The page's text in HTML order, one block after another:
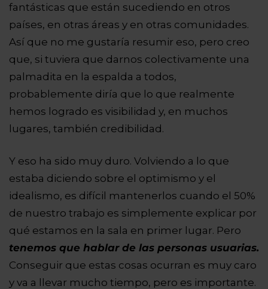
fantásticas que están sucediendo en otros
países, en otras áreas y en otras comunidades.
Así que no me gustaría resumir eso, pero creo
que, si tuviera que darnos colectivamente una
palmadita en la espalda a todos,
probablemente diría que lo que realmente
hemos logrado es visibilidad y, en muchos
lugares, también credibilidad.
Y eso ha sido muy duro. Volviendo a lo que
estaba diciendo sobre el optimismo y el
idealismo, es difícil mantenerlos cuando el 50%
de nuestro trabajo es simplemente explicar por
qué estamos en la sala en primer lugar. Pero
tenemos que hablar de las personas usuarias.
Conseguir que estas cosas ocurran es muy caro
y va a llevar mucho tiempo, pero es importante.